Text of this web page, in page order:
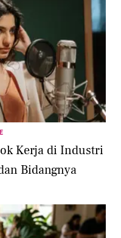
Kerja di Industri
Bidangnya